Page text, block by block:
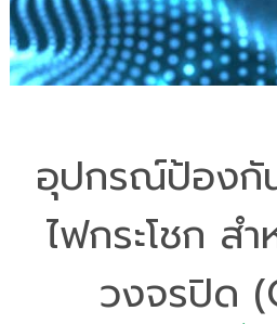
อุปกรณ์ป้องกั
ไฟกระโชก ส
วงจรปิด